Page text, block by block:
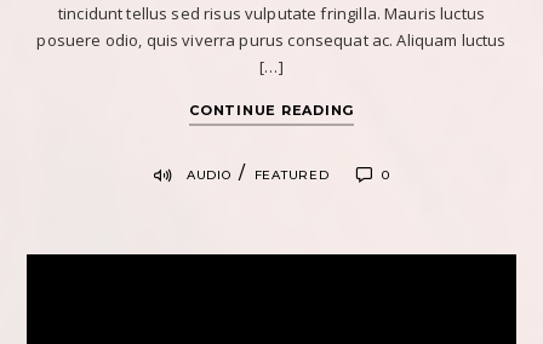
tincidunt tellus sed risus vulputate fringilla. Mauris luctus
posuere odio, quis viverra purus consequat ac. Aliquam luctus
[…]
CONTINUE READING
AUDIO / FEATURED 0